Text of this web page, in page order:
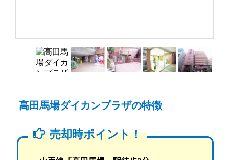
高田馬場ダイカンプラザの特徴
売却時ポイント！